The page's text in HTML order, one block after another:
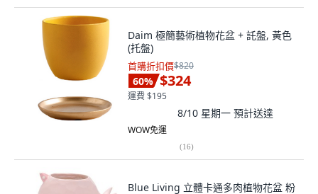
Daim 極簡藝術植物花盆 + 託盤, 黃色
(托盤)
首購折扣價$820
60% $324
運費 $195
8/10 星期一 預計送達
WOW免運
(16)
Blue Living 立體卡通多肉植物花盆 粉